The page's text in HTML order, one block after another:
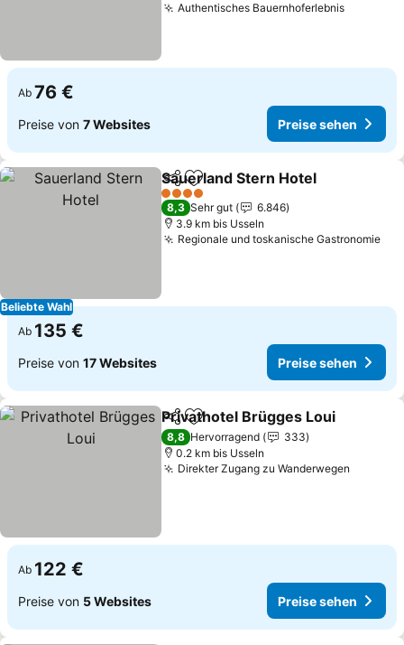
Authentisches BauernhoferlebnisPreise
Ab 76 €
Preise von 7 Websites Preise sehen
Beliebte Wahl
TeilenZu Favoriten hinzufügen
Sauerland Stern Hotel
4 Sterne
8,3 Sehr gut
6.846
3.9 km bis Usseln
Regionale und toskanische Gastronomie
Ab 135 €
Preise von 17 Websites Preise sehen
TeilenZu Favoriten hinzufügen
Privathotel Brügges Loui
8,8 Hervorragend
333
0.2 km bis Usseln
Direkter Zugang zu Wanderwegen
Ab 122 €
Preise von 5 Websites Preise sehen